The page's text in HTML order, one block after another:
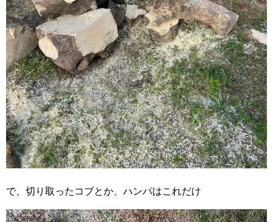
で、切り取ったコブとか、ハンパはこれだけ